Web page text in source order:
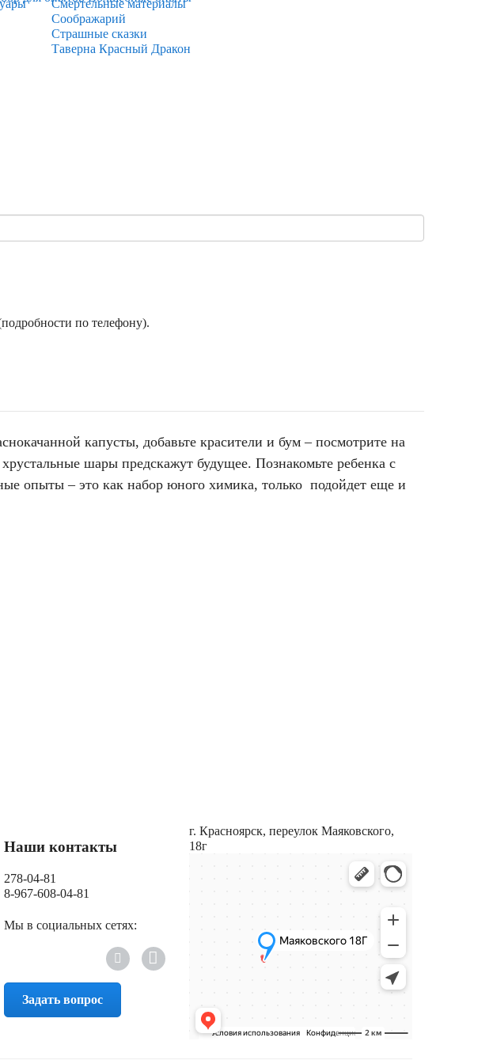
Смертельные материалы
Соображарий
Страшные сказки
Таверна Красный Дракон
по телефону).
капусты, добавьте красители и бум – посмотрите на
шары предскажут будущее. Познакомьте ребенка с
опыты – это как набор юного химика, только подойдет еще и
Наши контакты
278-04-81
8-967-608-04-81
Мы в социальных сетях:
Задать вопрос
г. Красноярск, переулок Маяковского,
18г